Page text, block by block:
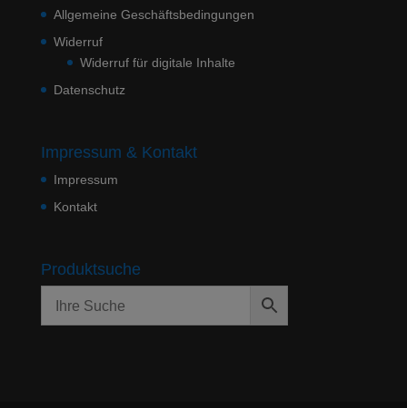
Allgemeine Geschäftsbedingungen
Widerruf
Widerruf für digitale Inhalte
Datenschutz
Impressum & Kontakt
Impressum
Kontakt
Produktsuche